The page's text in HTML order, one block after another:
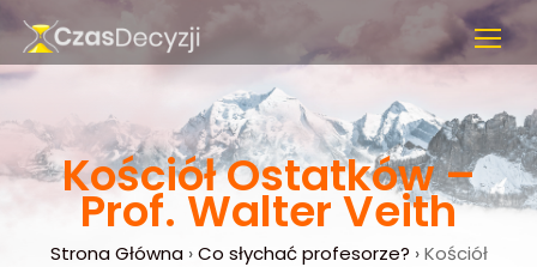
Kościół Ostatków –
Prof. Walter Veith
Strona Główna›Co słychać profesorze? ›Kościół